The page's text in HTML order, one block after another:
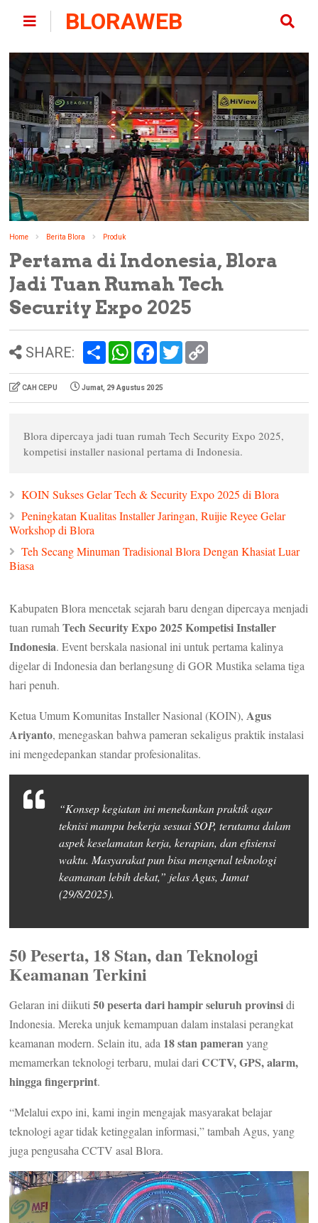
BLORAWEB
Home Berita Blora Produk
Pertama di Indonesia, Blora
Jadi Tuan Rumah Tech
Security Expo 2025
SHARE:
e
W
s
A
b
o
w
e
i
CAH CEPU Jumat, 29 Agustus 2025
Blora dipercaya jadi tuan rumah Tech Security Expo 2025,
kompetisi installer nasional pertama di Indonesia.
KOIN Sukses Gelar Tech & Security Expo 2025 di Blora
Peningkatan Kualitas Installer Jaringan, Ruijie Reyee Gelar
Workshop di Blora
Teh Secang Minuman Tradisional Blora Dengan Khasiat Luar
Biasa
Kabupaten Blora mencetak sejarah baru dengan dipercaya menjadi
tuan rumahTech Security Expo 2025 Kompetisi Installer
Indonesia. Event berskala nasional ini untuk pertama kalinya
digelar di Indonesia dan berlangsung di GOR Mustika selama tiga
hari penuh.
Ketua Umum Komunitas Installer Nasional (KOIN), Agus
Ariyanto, menegaskan bahwa pameran sekaligus praktik instalasi
ini mengedepankan standar profesionalitas.
“Konsep kegiatan ini menekankan praktik agar
teknisi mampu bekerja sesuai SOP, terutama dalam
aspek keselamatan kerja, kerapian, dan efisiensi
waktu. Masyarakat pun bisa mengenal teknologi
keamanan lebih dekat,” jelas Agus, Jumat
(29/8/2025).
50 Peserta, 18 Stan, dan Teknologi
Keamanan Terkini
Gelaran ini diikuti50 peserta dari hampir seluruh provinsidi
Indonesia. Mereka unjuk kemampuan dalam instalasi perangkat
keamanan modern. Selain itu, ada 18 stan pameranyang
memamerkan teknologi terbaru, mulai dariCCTV, GPS, alarm,
hingga fingerprint.
“Melalui expo ini, kami ingin mengajak masyarakat belajar
teknologi agar tidak ketinggalan informasi,” tambah Agus, yang
juga pengusaha CCTV asal Blora.